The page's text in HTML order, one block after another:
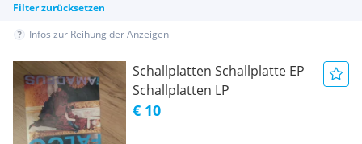
Filter zurücksetzen
Infos zur Reihung der Anzeigen
Schallplatten Schallplatte EP
Schallplatten LP
€ 10